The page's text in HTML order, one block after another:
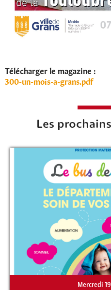
Télécharger le magazine :
300-un-mois-a-grans.pdf
Les
Mercredi